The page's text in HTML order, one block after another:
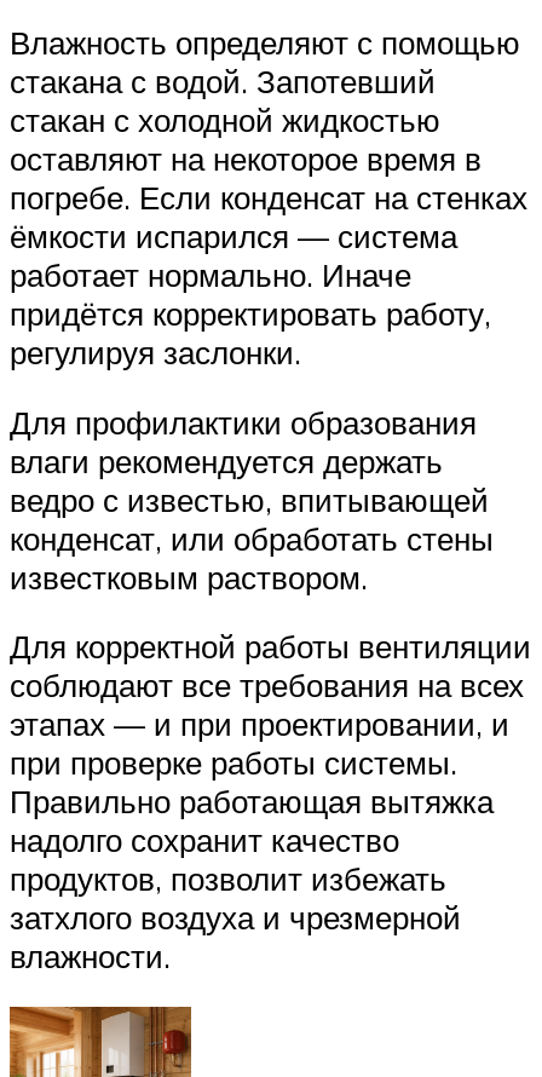
Влажность определяют с помощью
стакана с водой. Запотевший
стакан с холодной жидкостью
оставляют на некоторое время в
погребе. Если конденсат на стенках
ёмкости испарился — система
работает нормально. Иначе
придётся корректировать работу,
регулируя заслонки.
Для профилактики образования
влаги рекомендуется держать
ведро с известью, впитывающей
конденсат, или обработать стены
известковым раствором.
Для корректной работы вентиляции
соблюдают все требования на всех
этапах — и при проектировании, и
при проверке работы системы.
Правильно работающая вытяжка
надолго сохранит качество
продуктов, позволит избежать
затхлого воздуха и чрезмерной
влажности.